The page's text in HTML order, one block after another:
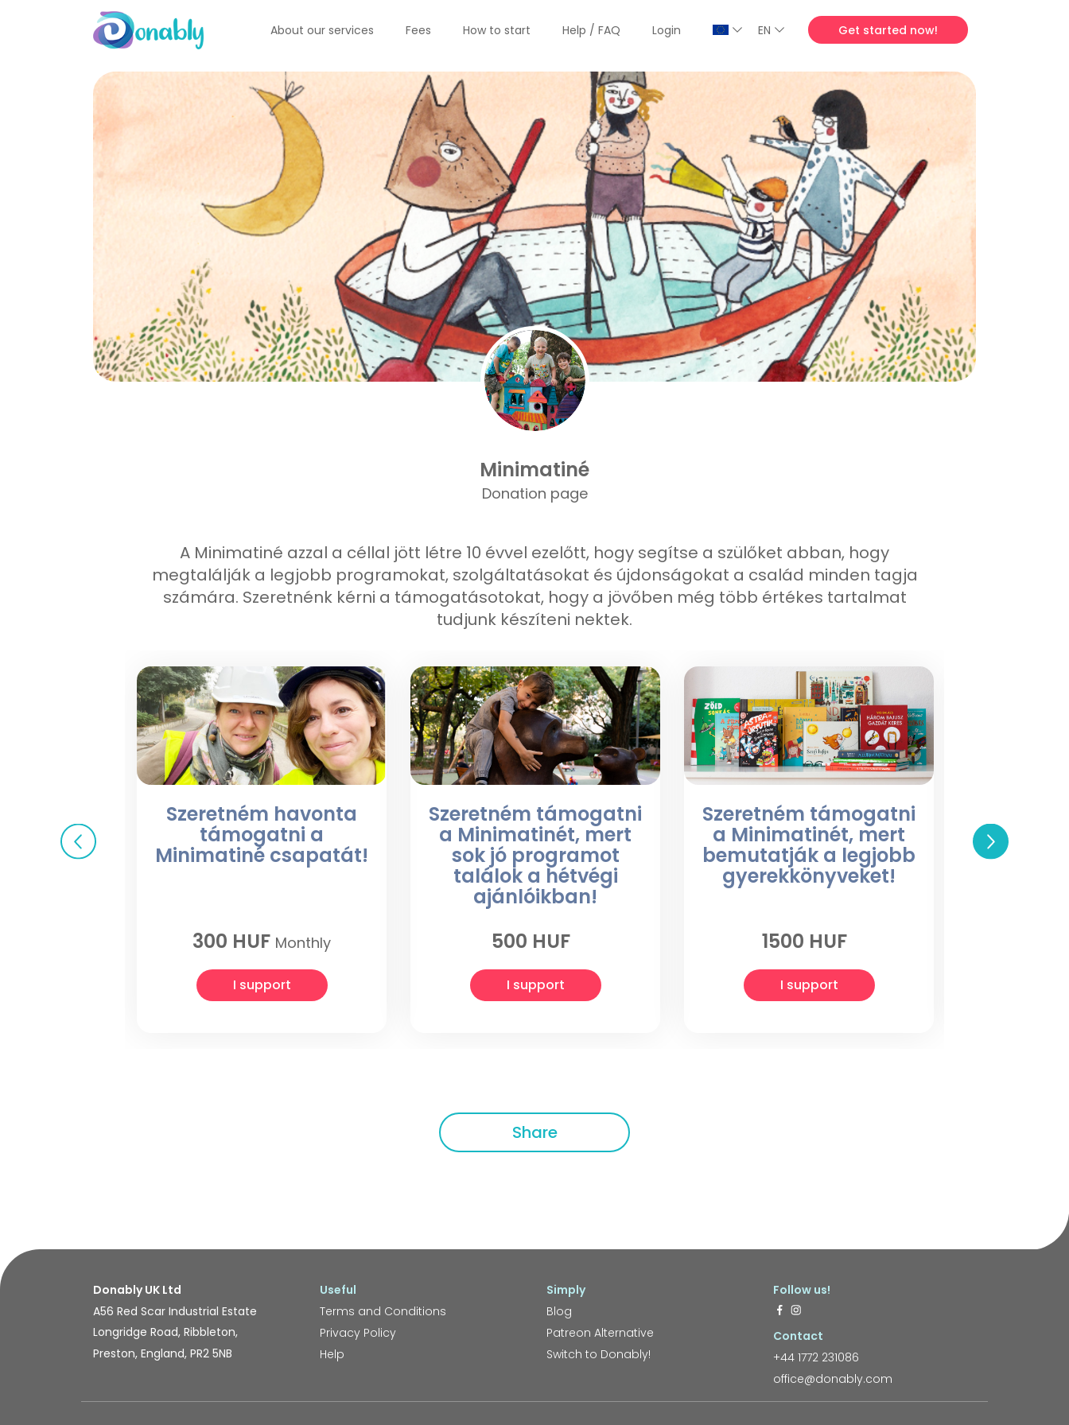
About our services Fees How to start Help / FAQ Login EN Get started now!
Minimatiné
Donation page
A Minimatiné azzal a céllal jött létre 10 évvel ezelőtt, hogy segítse a szülőket abban, hogy
megtalálják a legjobb programokat, szolgáltatásokat és újdonságokat a család minden tagja
számára. Szeretnénk kérni a támogatásotokat, hogy a jövőben még több értékes tartalmat
tudjunk készíteni nektek.
Szeretném havonta
támogatni a
Minimatiné csapatát!
300 HUF Monthly
I support
Szeretném támogatni
a Minimatinét, mert
sok jó programot
találok a hétvégi
ajánlóikban!
500 HUF
I support
Szeretném támogatni
a Minimatinét, mert
bemutatják a legjobb
gyerekkönyveket!
1500 HUF
I support
a
olyan jó
Share
Donably UK Ltd
A56 Red Scar Industrial Estate
Longridge Road, Ribbleton,
Preston, England, PR2 5NB
Useful
Terms and Conditions
Privacy Policy
Help
Simply
Blog
Patreon Alternative
Switch to Donably!
Follow us!
Contact
+44 1772 231086
office@donably.com